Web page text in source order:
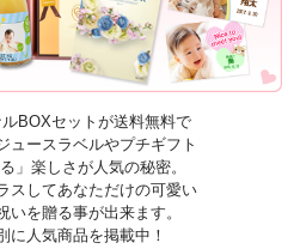
BOXセットが送料無料で
ュースラベルやプチギフト
」楽しさが人気の秘密。
スしてあなただけの可愛い
いを贈る事が出来ます。
に人気商品を掲載中！